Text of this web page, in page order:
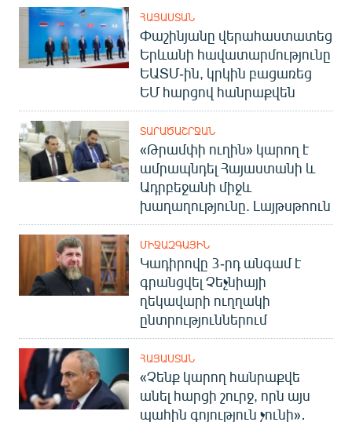
ՀԱՅԱՍՏԱՆ
Փաշինյանը վերահաստատեց
Երևանի հավատարմությունը
ԵԱՏՄ-ին, կրկին բացառեց
ԵՄ հարցով հանրաքվեն
ՏԱՐԱԾԱՇՐՋԱՆ
«Թրամփի ուղին» կարող է
ամրապնդել Հայաստանի և
Ադրբեջանի միջև
խաղաղությունը. Լայթսթոուն
ՄԻՋԱԶԳԱՅԻՆ
Կադիրովը 3-րդ անգամ է
գրանցվել Չեչնիայի
ղեկավարի ուղղակի
ընտրություններում
ՀԱՅԱՍՏԱՆ
«Չենք կարող հանրաքվե
անել հարցի շուրջ, որն այս
պահին գոյություն չունի»․